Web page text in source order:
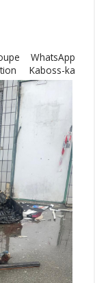
WhatsApp
Kaboss-ka